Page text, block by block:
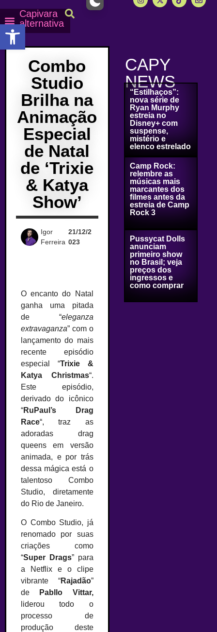
Capivara
alternativa
Combo
Studio
Brilha na
Animação
Especial
de Natal
de ‘Trixie
& Katya
Show’
Igor
Ferreira
21/12/2
023
O encanto do Natal
ganha uma pitada
de “eleganza
extravaganza” com o
lançamento do mais
recente episódio
especial “Trixie &
Katya Christmas“.
Este episódio,
derivado do icônico
“RuPaul’s Drag
Race“, traz as
adoradas drag
queens em versão
animada, e por trás
dessa mágica está o
talentoso Combo
Studio, diretamente
do Rio de Janeiro.
O Combo Studio, já
renomado por suas
criações como
“Super Drags” para
a Netflix e o clipe
vibrante “Rajadão”
de
Pabllo Vittar,
liderou todo o
processo de
produção deste
CAPY
NEWS
“Estilhaços”:
nova série de
Ryan Murphy
estreia no
Disney+ com
suspense,
mistério e
elenco estrelado
Camp Rock:
relembre as
músicas mais
marcantes dos
filmes antes da
estreia de Camp
Rock 3
Pussycat Dolls
anunciam
primeiro show
no Brasil; veja
preços dos
ingressos e
como comprar
Abrir a barra de ferramentas